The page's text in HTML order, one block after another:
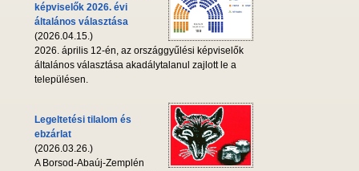
képviselők 2026. évi
általános választása
(2026.04.15.)
2026. április 12-én, az országgyűlési képviselők
általános választása akadálytalanul zajlott le a
településen.
Legeltetési tilalom és
ebzárlat
(2026.03.26.)
A Borsod-Abaúj-Zemplén